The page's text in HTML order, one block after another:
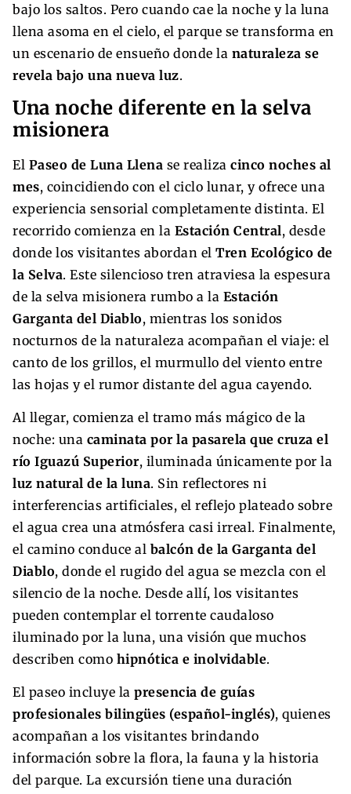
bajo los saltos. Pero cuando cae la noche y la luna
llena asoma en el cielo, el parque se transforma en
un escenario de ensueño donde la naturaleza se
revela bajo una nueva luz.
Una noche diferente en la selva
misionera
El Paseo de Luna Llena se realiza cinco noches al
mes, coincidiendo con el ciclo lunar, y ofrece una
experiencia sensorial completamente distinta. El
recorrido comienza en la Estación Central, desde
donde los visitantes abordan el Tren Ecológico de
la Selva. Este silencioso tren atraviesa la espesura
de la selva misionera rumbo a la Estación
Garganta del Diablo, mientras los sonidos
nocturnos de la naturaleza acompañan el viaje: el
canto de los grillos, el murmullo del viento entre
las hojas y el rumor distante del agua cayendo.
Al llegar, comienza el tramo más mágico de la
noche: una caminata por la pasarela que cruza el
río Iguazú Superior, iluminada únicamente por la
luz natural de la luna. Sin reflectores ni
interferencias artificiales, el reflejo plateado sobre
el agua crea una atmósfera casi irreal. Finalmente,
el camino conduce al balcón de la Garganta del
Diablo, donde el rugido del agua se mezcla con el
silencio de la noche. Desde allí, los visitantes
pueden contemplar el torrente caudaloso
iluminado por la luna, una visión que muchos
describen como hipnótica e inolvidable.
El paseo incluye la presencia de guías
profesionales bilingües (español-inglés), quienes
acompañan a los visitantes brindando
información sobre la flora, la fauna y la historia
del parque. La excursión tiene una duración